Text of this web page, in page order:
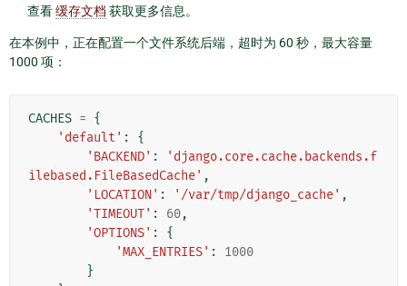
查看缓存文档 获取更多信息。
在本例中，正在配置一个文件系统后端，超时为 60 秒，最大容量
1000 项：
CACHES = {
'default' :
{
'BACKEND' :
'django.core.cache.backends.f
ilebased.FileBasedCache' ,
'LOCATION' : '/var/tmp/django_cache' ,
'TIMEOUT' : 60,
'OPTIONS' :
{
'MAX_ENTRIES' :
1000
}